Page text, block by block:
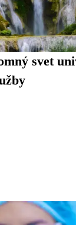
svet